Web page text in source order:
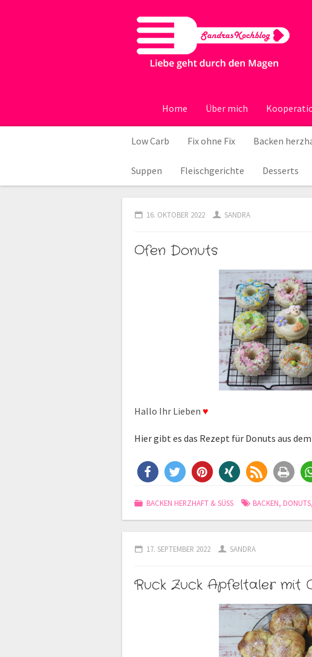
Home Über mich
Low Carb Fix ohne Fix Backen
Suppen Fleischgerichte Desserts
16. OKTOBER 2022 SANDRA
Ofen Donuts
Hallo Ihr Lieben ♥
Hier gibt es das Rezept für Donuts aus
BACKEN HERZHAFT & SÜSS BACKEN, DONUTS,
17. SEPTEMBER 2022 SANDRA
Ruck Zuck Apfeltaler mit